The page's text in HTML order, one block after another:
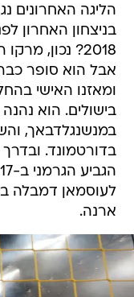
הליגה האחרונים
2018? נכון,
בישולים. הוא
במנשנגלדבאך,
בדורטמונד. ובדרך
ארנה.